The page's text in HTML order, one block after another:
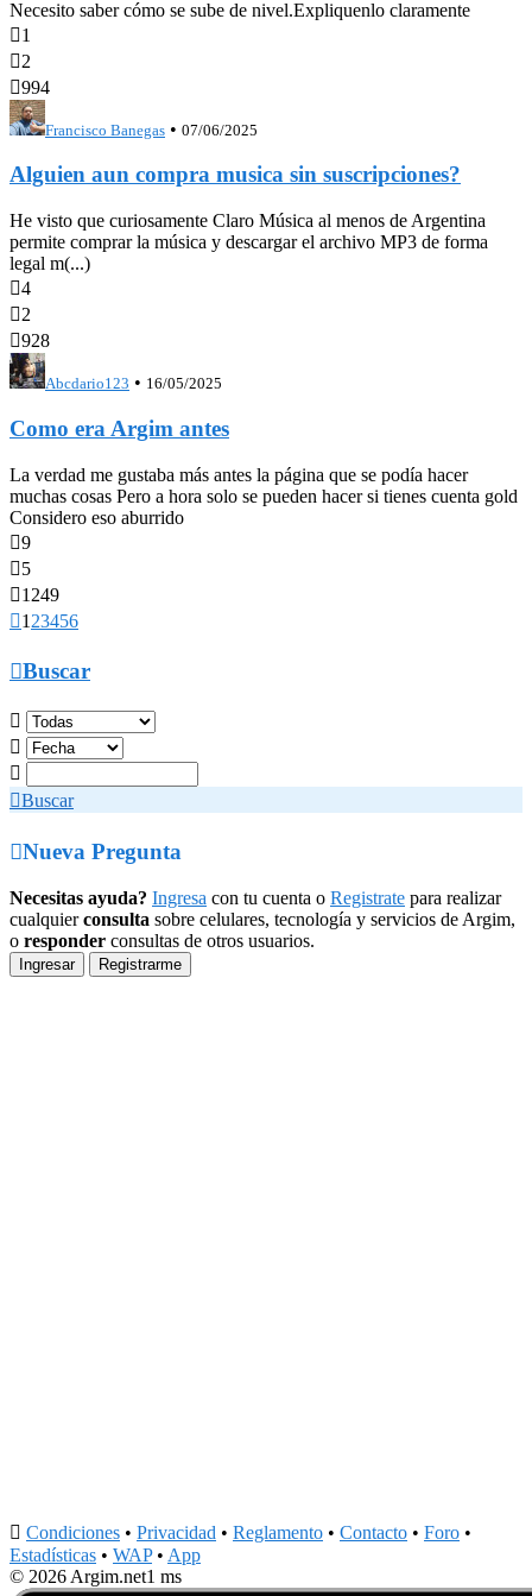
Necesito saber cómo se sube de nivel.Expliquenlo claramente
1
2
994
Francisco Banegas • 07/06/2025
Alguien aun compra musica sin suscripciones?
He visto que curiosamente Claro Música al menos de Argentina
permite comprar la música y descargar el archivo MP3 de forma
legal m(...)
4
2
928
Abcdario123 • 16/05/2025
Como era Argim antes
La verdad me gustaba más antes la página que se podía hacer
muchas cosas Pero a hora solo se pueden hacer si tienes cuenta gold
Considero eso aburrido
9
5
1249
1 23456
Buscar



Buscar
Nueva Pregunta
Necesitas ayuda? Ingresa con tu cuenta o Registrate para realizar
cualquierconsulta sobre celulares, tecnología y servicios de Argim,
o responder consultas de otros usuarios.
Ingresar Registrarme
 Condiciones • Privacidad • Reglamento • Contacto • Foro •
Estadísticas • WAP• App
© 2026 Argim.net1 ms